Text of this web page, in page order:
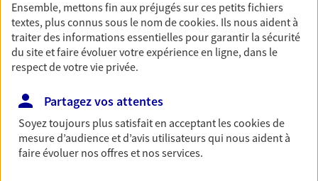
1 résultat correspond à votre
recherche
Passer les
résultats
Chandelier Boutin Chilloc
Ensemble, mettons fin aux préjugés sur ces petits fichiers
textes, plus connus sous le nom decookies. Ils nous aident à
traiter des informations essentielles pour garantir la sécurité
du site et faire évoluer votre expérience en ligne, dans le
respect de votre vie privée.
Partagez vos attentes
Soyez toujours plus satisfait en acceptant lescookiesde
mesure d’audience et d’avis utilisateurs qui nous aident à
faire évoluer nos offres et nos services.